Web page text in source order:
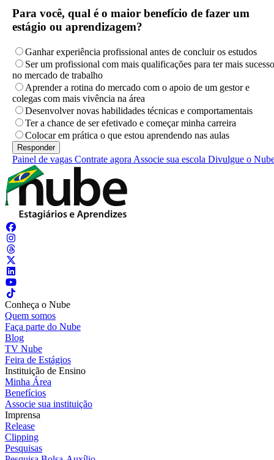
Para você, qual é o maior benefício de fazer um
estágio ou aprendizagem?
Ganhar experiência profissional antes de concluir os estudos
Ser um profissional com mais qualificações para ter mais sucesso
no mercado de trabalho
Aprender a rotina do mercado com o apoio de um gestor e
colegas com mais vivência na área
Desenvolver novas habilidades técnicas e comportamentais
Ter a chance de ser efetivado e começar minha carreira
Colocar em prática o que estou aprendendo nas aulas
Painel de vagas Contrate agora Associe sua escola Divulgue o
Conheça o Nube
Quem somos
Faça parte do Nube
Blog
TV Nube
Feira de Estágios
Instituição de Ensino
Minha Área
Benefícios
Associe sua instituição
Imprensa
Release
Clipping
Pesquisas